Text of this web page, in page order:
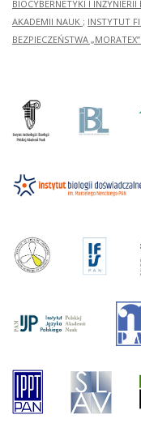
BIOCYBERNETYKI I
AKADEMII NAUK ; INSTYTUT
BEZPIECZEŃSTWA „MORATEX”